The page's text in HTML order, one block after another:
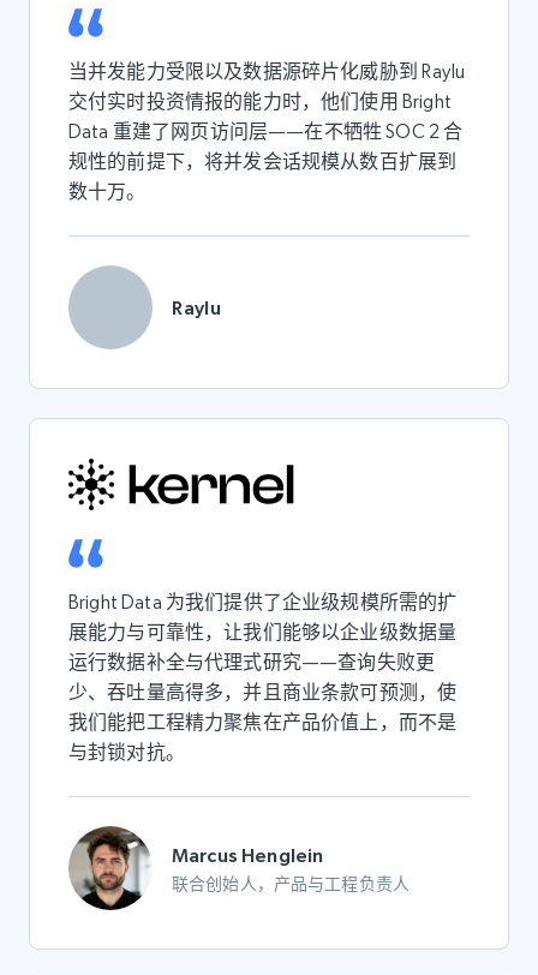
当并发能力受限以及数据源碎片化威胁到 Raylu
交付实时投资情报的能力时，他们使用 Bright
Data 重建了网页访问层——在不牺牲 SOC 2 合
规性的前提下，将并发会话规模从数百扩展到
数十万。
Raylu
Bright Data 为我们提供了企业级规模所需的扩
展能力与可靠性，让我们能够以企业级数据量
运行数据补全与代理式研究——查询失败更
少、吞吐量高得多，并且商业条款可预测，使
我们能把工程精力聚焦在产品价值上，而不是
与封锁对抗。
Marcus Henglein
联合创始人，产品与工程负责人